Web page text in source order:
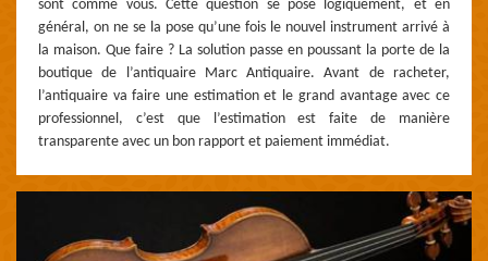
sont comme vous. Cette question se pose logiquement, et en
général, on ne se la pose qu’une fois le nouvel instrument arrivé à
la maison. Que faire ? La solution passe en poussant la porte de la
boutique de l’antiquaire Marc Antiquaire. Avant de racheter,
l’antiquaire va faire une estimation et le grand avantage avec ce
professionnel, c’est que l’estimation est faite de manière
transparente avec un bon rapport et paiement immédiat.